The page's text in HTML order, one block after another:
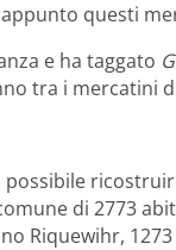
questi
e ha taggato
tra i mercatini
possibile
di 2773
Riquewihr,